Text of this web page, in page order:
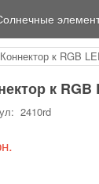
Коннектор к RGB
к RGB
2410rd